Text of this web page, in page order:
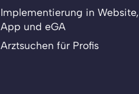
Implementierung in Website,
App und eGA
Arztsuchen für Profis